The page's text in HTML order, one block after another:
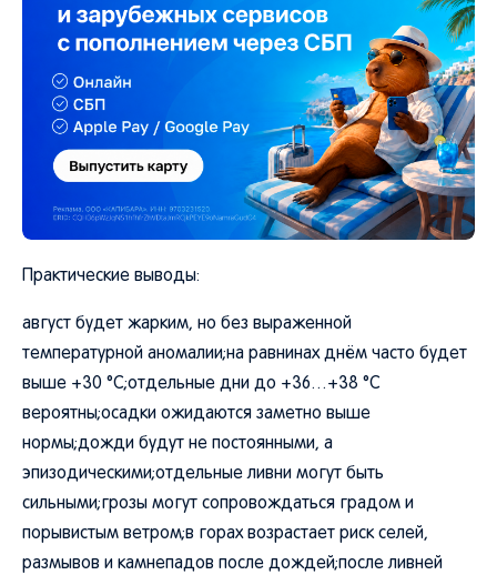
Практические выводы:
август будет жарким, но без выраженной
температурной аномалии;на равнинах днём часто будет
выше +30 °C;отдельные дни до +36…+38 °C
вероятны;осадки ожидаются заметно выше
нормы;дожди будут не постоянными, а
эпизодическими;отдельные ливни могут быть
сильными;грозы могут сопровождаться градом и
порывистым ветром;в горах возрастает риск селей,
размывов и камнепадов после дождей;после ливней